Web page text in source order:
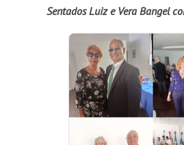
Sentados Luiz e Vera Bangel